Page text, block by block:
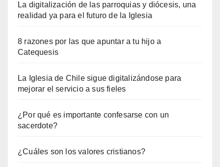
La digitalización de las parroquias y diócesis, una
realidad ya para el futuro de la Iglesia
8 razones por las que apuntar a tu hijo a
Catequesis
La Iglesia de Chile sigue digitalizándose para
mejorar el servicio a sus fieles
¿Por qué es importante confesarse con un
sacerdote?
¿Cuáles son los valores cristianos?